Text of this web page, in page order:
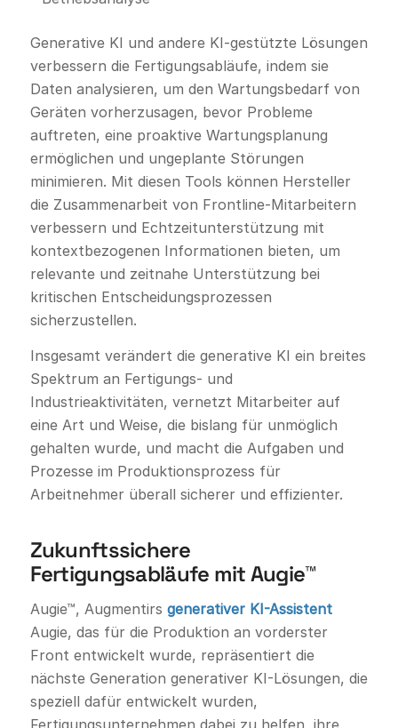
Generative KI und andere KI-gestützte Lösungen
verbessern die Fertigungsabläufe, indem sie
Daten analysieren, um den Wartungsbedarf von
Geräten vorherzusagen, bevor Probleme
auftreten, eine proaktive Wartungsplanung
ermöglichen und ungeplante Störungen
minimieren. Mit diesen Tools können Hersteller
die Zusammenarbeit von Frontline-Mitarbeitern
verbessern und Echtzeitunterstützung mit
kontextbezogenen Informationen bieten, um
relevante und zeitnahe Unterstützung bei
kritischen Entscheidungsprozessen
sicherzustellen.
Insgesamt verändert die generative KI ein breites
Spektrum an Fertigungs- und
Industrieaktivitäten, vernetzt Mitarbeiter auf
eine Art und Weise, die bislang für unmöglich
gehalten wurde, und macht die Aufgaben und
Prozesse im Produktionsprozess für
Arbeitnehmer überall sicherer und effizienter.
Zukunftssichere
Fertigungsabläufe mit Augie™
Augie™, Augmentirs generativer KI-Assistent
Augie, das für die Produktion an vorderster
Front entwickelt wurde, repräsentiert die
nächste Generation generativer KI-Lösungen, die
speziell dafür entwickelt wurden,